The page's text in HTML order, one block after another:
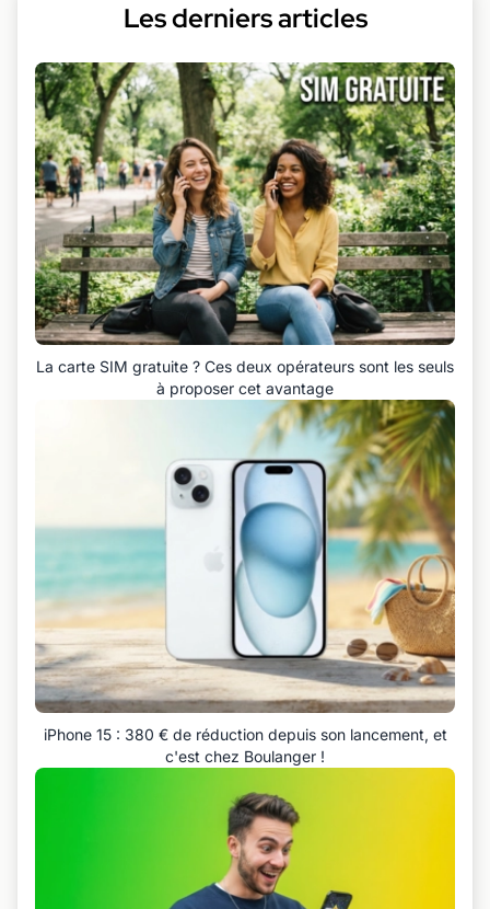
Les derniers articles
La carte SIM gratuite ? Ces deux opérateurs sont les seuls
à proposer cet avantage
iPhone 15 : 380 € de réduction depuis son lancement, et
c'est chez Boulanger !